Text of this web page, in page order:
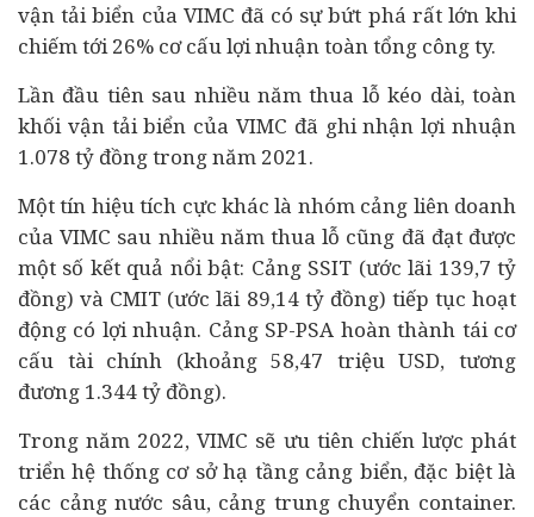
vận tải biển của VIMC đã có sự bứt phá rất lớn khi
chiếm tới 26% cơ cấu lợi nhuận toàn tổng công ty.
Lần đầu tiên sau nhiều năm thua lỗ kéo dài, toàn
khối vận tải biển của VIMC đã ghi nhận lợi nhuận
1.078 tỷ đồng trong năm 2021.
Một tín hiệu tích cực khác là nhóm cảng liên doanh
của VIMC sau nhiều năm thua lỗ cũng đã đạt được
một số kết quả nổi bật: Cảng SSIT (ước lãi 139,7 tỷ
đồng) và CMIT (ước lãi 89,14 tỷ đồng) tiếp tục hoạt
động có lợi nhuận. Cảng SP-PSA hoàn thành tái cơ
cấu tài chính (khoảng 58,47 triệu USD, tương
đương 1.344 tỷ đồng).
Trong năm 2022, VIMC sẽ ưu tiên chiến lược phát
triển hệ thống cơ sở hạ tầng cảng biển, đặc biệt là
các cảng nước sâu, cảng trung chuyển container.